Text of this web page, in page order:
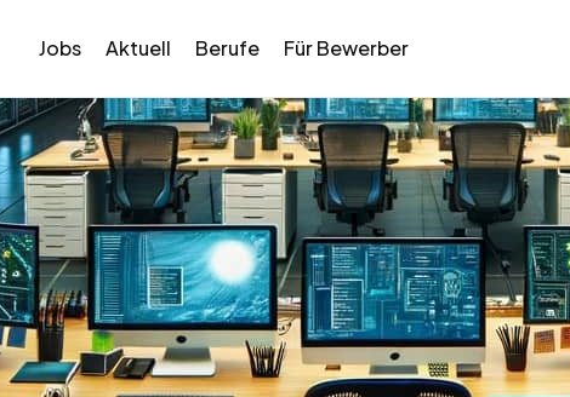
Jobs Aktuell Berufe Für Bewerber